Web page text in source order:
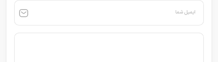
ایمیل شما